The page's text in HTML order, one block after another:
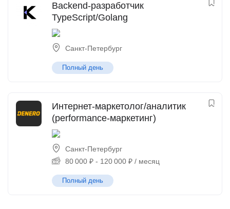
Backend-разработчик
TypeScript/Golang
Санкт-Петербург
Полный день
Интернет-маркетолог/аналитик
(performance-маркетинг)
Санкт-Петербург
80 000 ₽ - 120 000 ₽ / месяц
Полный день